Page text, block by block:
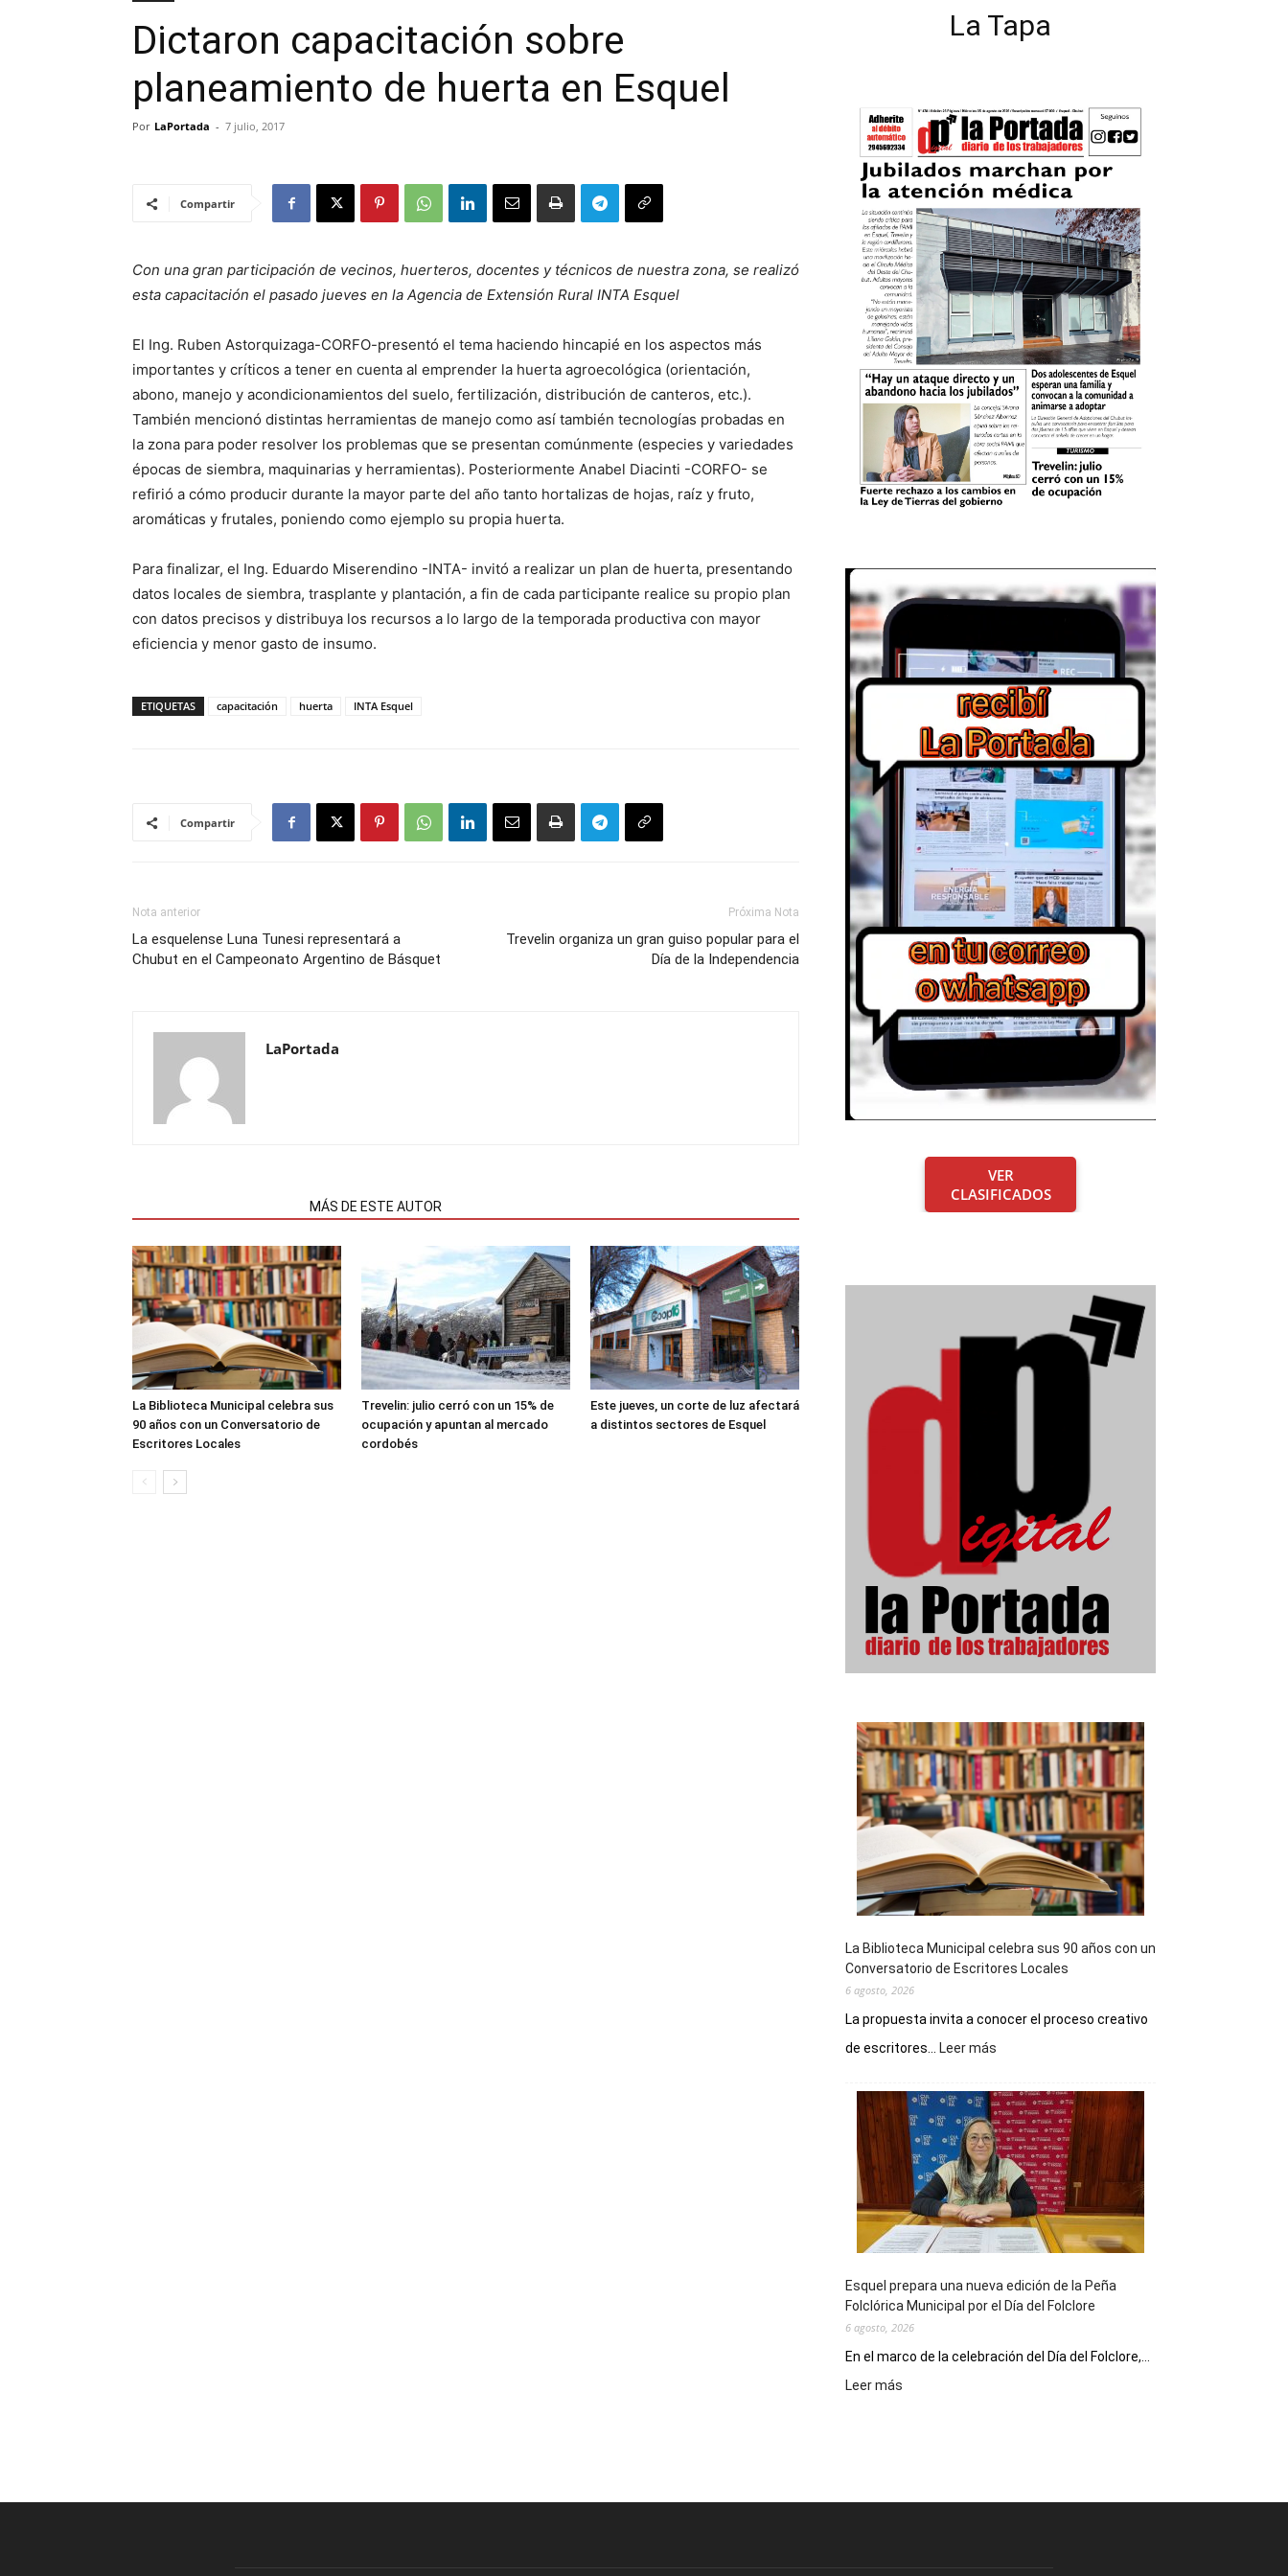
Dictaron capacitación sobre
planeamiento de huerta en Esquel
Por LaPortada - 7 julio, 2017
Compartir
Con una gran participación de vecinos, huerteros, docentes y técnicos de nuestra zona, se realizó
esta capacitación el pasado jueves en la Agencia de Extensión Rural INTA Esquel
El Ing. Ruben Astorquizaga-CORFO-presentó el tema haciendo hincapié en los aspectos más
importantes y críticos a tener en cuenta al emprender la huerta agroecológica (orientación,
abono, manejo y acondicionamientos del suelo, fertilización, distribución de canteros, etc.).
También mencionó distintas herramientas de manejo como así también tecnologías probadas en
la zona para poder resolver los problemas que se presentan comúnmente (especies y variedades
épocas de siembra, maquinarias y herramientas). Posteriormente Anabel Diacinti -CORFO- se
refirió a cómo producir durante la mayor parte del año tanto hortalizas de hojas, raíz y fruto,
aromáticas y frutales, poniendo como ejemplo su propia huerta.
Para finalizar, el Ing. Eduardo Miserendino -INTA- invitó a realizar un plan de huerta, presentando
datos locales de siembra, trasplante y plantación, a fin de cada participante realice su propio plan
con datos precisos y distribuya los recursos a lo largo de la temporada productiva con mayor
eficiencia y menor gasto de insumo.
ETIQUETAS capacitación huerta INTA Esquel
Compartir
Nota anterior
La esquelense Luna Tunesi representará a
Chubut en el Campeonato Argentino de Básquet
Próxima Nota
Trevelin organiza un gran guiso popular para el
Día de la Independencia
LaPortada
MÁS DE ESTE AUTOR
La Biblioteca Municipal celebra sus
90 años con un Conversatorio de
Escritores Locales
Trevelin: julio cerró con un 15% de
ocupación y apuntan al mercado
cordobés
Este jueves, un corte de luz afectará
a distintos sectores de Esquel
La Tapa
VER
CLASIFICADOS
La Biblioteca Municipal celebra sus 90 años con un
Conversatorio de Escritores Locales
6 agosto, 2026
La propuesta invita a conocer el proceso creativo
de escritores...
Leer más
Municipal
celebra
sus
90
años
con
un
Conversatorio
Escritores
Locales
Esquel prepara una nueva edición de la Peña
Folclórica Municipal por el Día del Folclore
6 agosto, 2026
En el marco de la celebración del Día del Folclore,...
Leer más
de